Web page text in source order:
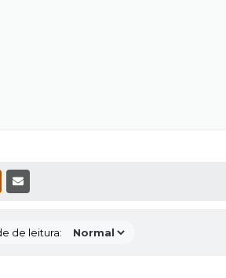
OUTRAS MÍDIAS
de leitura: